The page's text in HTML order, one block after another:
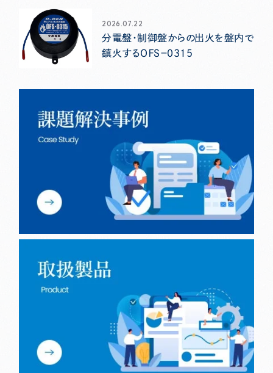
2026.07.22
分電盤・制御盤からの出火を盤内で
鎮火するＯＦＳ－０３１５